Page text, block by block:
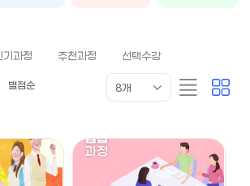
기과정 추천과정 선택수강
별점순
개
수
8개
리
스
카
드